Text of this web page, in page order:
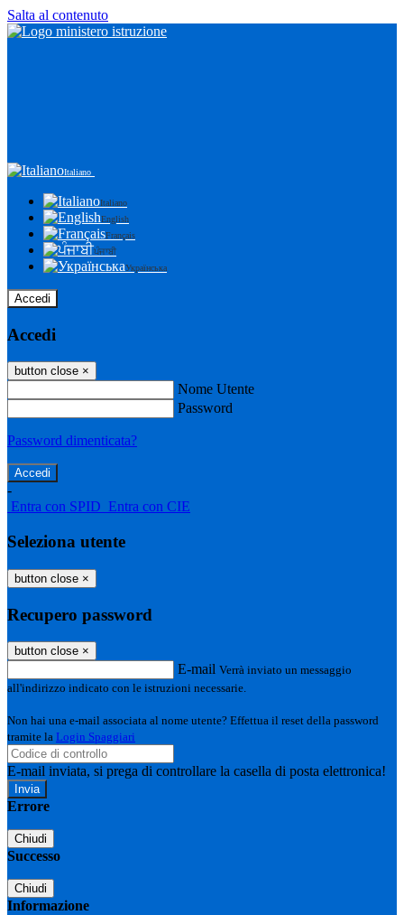
Salta al contenuto
Italiano
Italiano
English
Français
ਪੰਜਾਬੀ
Українська
Accedi
Accedi
button close ×
Nome Utente
Password
Password dimenticata?
-
Entra con SPID Entra con CIE
Seleziona utente
button close ×
Recupero password
button close ×
E-mail Verrà inviato un messaggio
all'indirizzo indicato con le istruzioni necessarie.
Non hai una e-mail associata al nome utente? Effettua il reset della password
tramite la Login Spaggiari
E-mail inviata, si prega di controllare la casella di posta elettronica!
Errore
Chiudi
Successo
Chiudi
Informazione